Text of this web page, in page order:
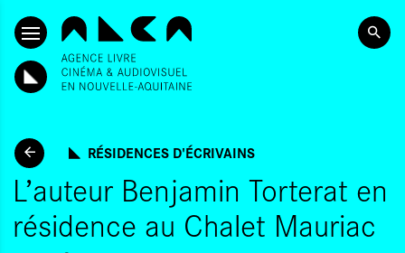
ALLER AU CONTENU PRINCIPAL
RÉSIDENCES D'ÉCRIVAINS
L’auteur Benjamin Torterat en
résidence au Chalet Mauriac